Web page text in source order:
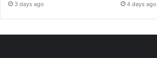
3 days ago 4 days ago